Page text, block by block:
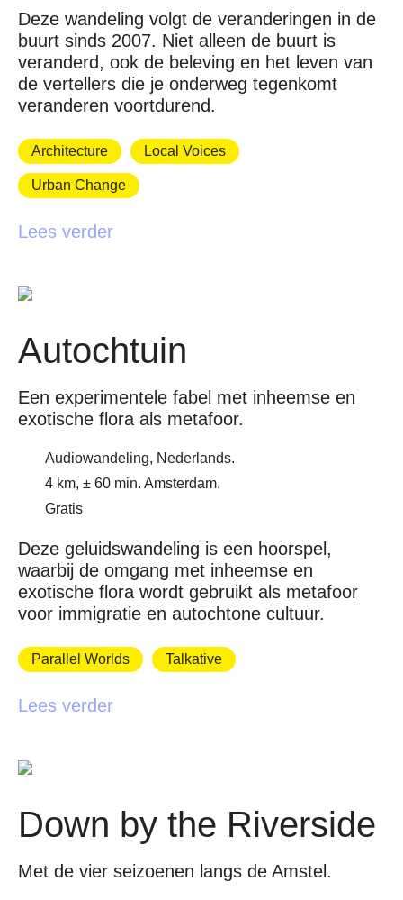
Deze wandeling volgt de veranderingen in de
buurt sinds 2007. Niet alleen de buurt is
veranderd, ook de beleving en het leven van
de vertellers die je onderweg tegenkomt
veranderen voortdurend.
Architecture Local Voices
Urban Change
Lees verder
Autochtuin
Een experimentele fabel met inheemse en
exotische flora als metafoor.
Audiowandeling, Nederlands.
4 km, ± 60 min. Amsterdam.
Gratis
Deze geluidswandeling is een hoorspel,
waarbij de omgang met inheemse en
exotische flora wordt gebruikt als metafoor
voor immigratie en autochtone cultuur.
Parallel Worlds Talkative
Lees verder
Down by the Riverside
Met de vier seizoenen langs de Amstel.